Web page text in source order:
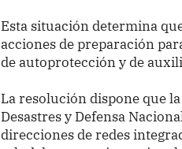
Esta situación determina
acciones de preparación
de autoprotección y de
La resolución dispone que
Desastres y Defensa
direcciones de redes